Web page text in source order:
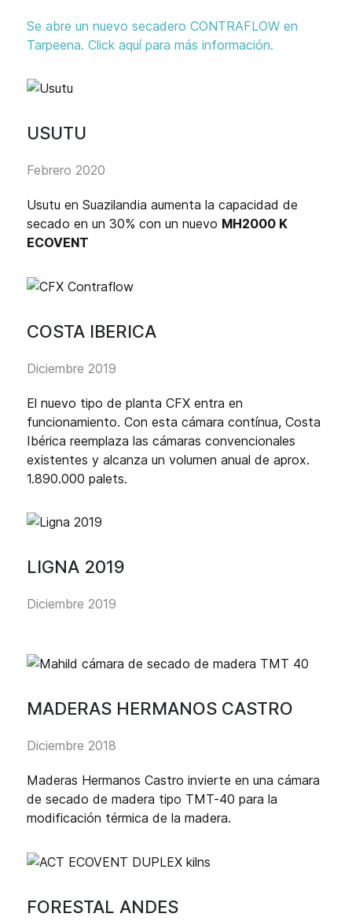
Se abre un nuevo secadero CONTRAFLOW en
Tarpeena. Click aquí para más información.
USUTU
Febrero 2020
Usutu en Suazilandia aumenta la capacidad de
secado en un 30% con un nuevo MH2000 K
ECOVENT
COSTA IBERICA
Diciembre 2019
El nuevo tipo de planta CFX entra en
funcionamiento. Con esta cámara contínua, Costa
Ibérica reemplaza las cámaras convencionales
existentes y alcanza un volumen anual de aprox.
1.890.000 palets.
LIGNA 2019
Diciembre 2019
MADERAS HERMANOS CASTRO
Diciembre 2018
Maderas Hermanos Castro invierte en una cámara
de secado de madera tipo TMT-40 para la
modificación térmica de la madera.
FORESTAL ANDES